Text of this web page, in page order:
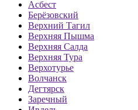
Асбест
Берёзовский
Верхний Тагил
Верхняя Пышма
Верхняя Салда
Верхняя Тура
Верхотурье
Волчанск
Дегтярск
Заречный